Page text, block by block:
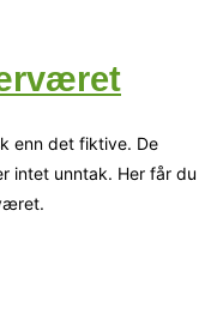
enn det fiktive. De
intet unntak. Her får du